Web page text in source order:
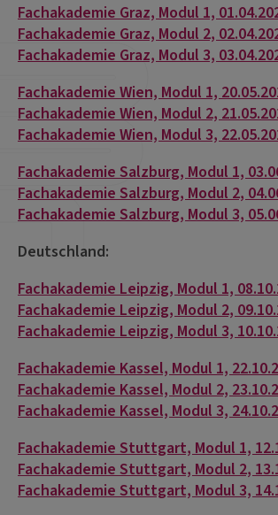
Fachakademie Graz, Modul 1,
Fachakademie Graz, Modul 2,
Fachakademie Graz, Modul 3,
Fachakademie Wien, Modul 1,
Fachakademie Wien, Modul 2,
Fachakademie Wien, Modul 3,
Fachakademie Salzburg, Modul 1,
Fachakademie Salzburg, Modul 2,
Fachakademie Salzburg, Modul 3,
Deutschland:
Fachakademie Leipzig, Modul 1,
Fachakademie Leipzig, Modul 2,
Fachakademie Leipzig, Modul 3,
Fachakademie Kassel, Modul 1,
Fachakademie Kassel, Modul 2,
Fachakademie Kassel, Modul 3,
Fachakademie Stuttgart, Modul 1,
Fachakademie Stuttgart, Modul 2,
Fachakademie Stuttgart, Modul 3,